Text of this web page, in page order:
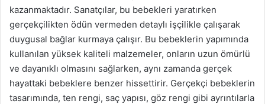
kazanmaktadır. Sanatçılar, bu bebekleri yaratırken
gerçekçilikten ödün vermeden detaylı işçilikle çalışarak
duygusal bağlar kurmaya çalışır. Bu bebeklerin yapımında
kullanılan yüksek kaliteli malzemeler, onların uzun ömürlü
ve dayanıklı olmasını sağlarken, aynı zamanda gerçek
hayattaki bebeklere benzer hissettirir. Gerçekçi bebeklerin
tasarımında, ten rengi, saç yapısı, göz rengi gibi ayrıntılarla